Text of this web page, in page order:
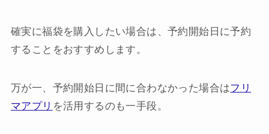
確実に福袋を購入したい場合は、予約開始日に予約
することをおすすめします。
万が一、予約開始日に間に合わなかった場合はフリ
マアプリ を活用するのも一手段。